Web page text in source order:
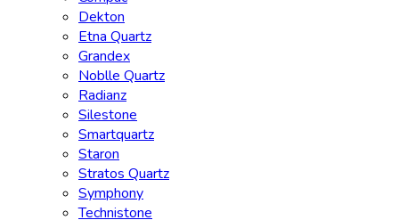
Dekton
Etna Quartz
Grandex
Noblle Quartz
Radianz
Silestone
Smartquartz
Staron
Stratos Quartz
Symphony
Technistone